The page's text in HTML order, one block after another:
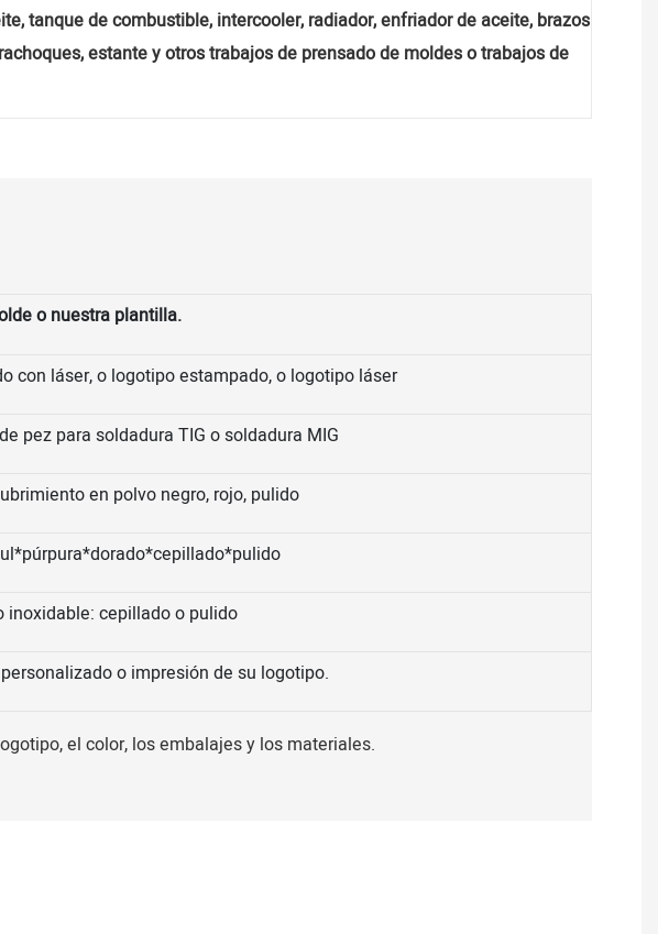
tanque de combustible, intercooler, radiador, enfriador de aceite, brazos
estante y otros trabajos de prensado de moldes o trabajos de
o nuestra plantilla.
con láser, o logotipo estampado, o logotipo láser
pez para soldadura TIG o soldadura MIG
en polvo negro, rojo, pulido
inoxidable: cepillado o pulido
o impresión de su logotipo.
el color, los embalajes y los materiales.